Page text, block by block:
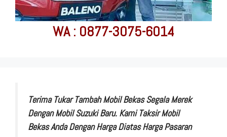
WA : 0877-3075-6014
Terima Tukar Tambah Mobil Bekas Segala Merek
Dengan Mobil Suzuki Baru. Kami Taksir Mobil
Bekas Anda Dengan Harga Diatas Harga Pasaran